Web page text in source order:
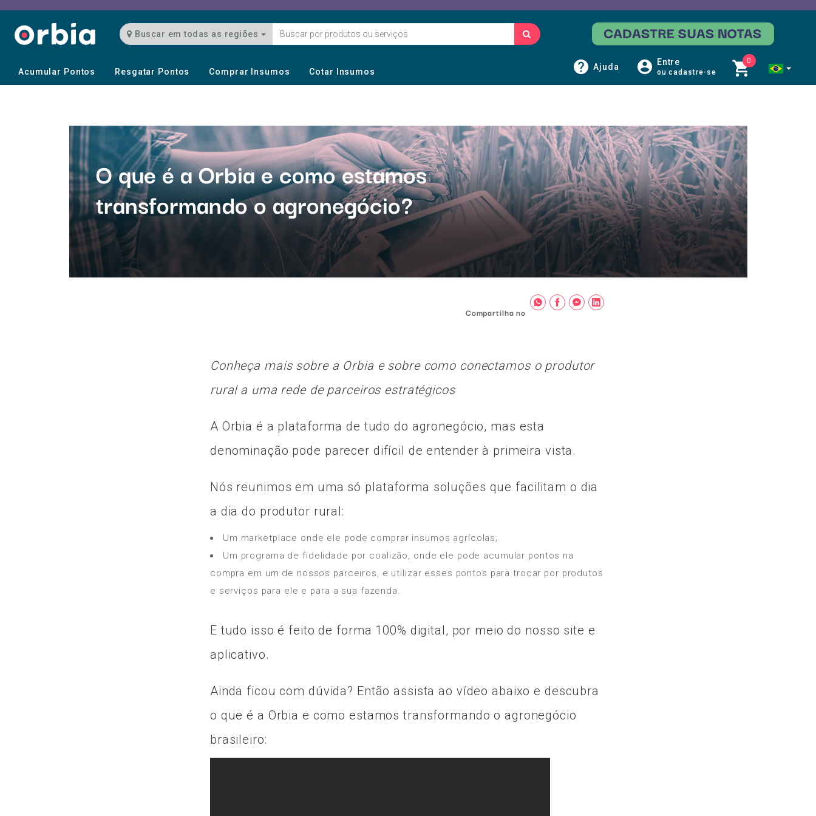
Buscar em todas as regiões
Acumular Pontos Resgatar Pontos Comprar Insumos Cotar Insumos Ajuda Entre
ou cadastre-se
0
O que é a Orbia e como estamos
transformando o agronegócio?
Compartilha no
Conheça mais sobre a Orbia e sobre como conectamos o produtor
rural a uma rede de parceiros estratégicos
A Orbia é a plataforma de tudo do agronegócio, mas esta
denominação pode parecer difícil de entender à primeira vista.
Nós reunimos em uma só plataforma soluções que facilitam o dia
a dia do produtor rural:
Um marketplace onde ele pode comprar insumos agrícolas;
Um programa de fidelidade por coalizão, onde ele pode acumular pontos na
compra em um de nossos parceiros, e utilizar esses pontos para trocar por produtos
e serviços para ele e para a sua fazenda.
E tudo isso é feito de forma 100% digital, por meio do nosso site e
aplicativo.
Ainda ficou com dúvida? Então assista ao vídeo abaixo e descubra
o que é a Orbia e como estamos transformando o agronegócio
brasileiro: